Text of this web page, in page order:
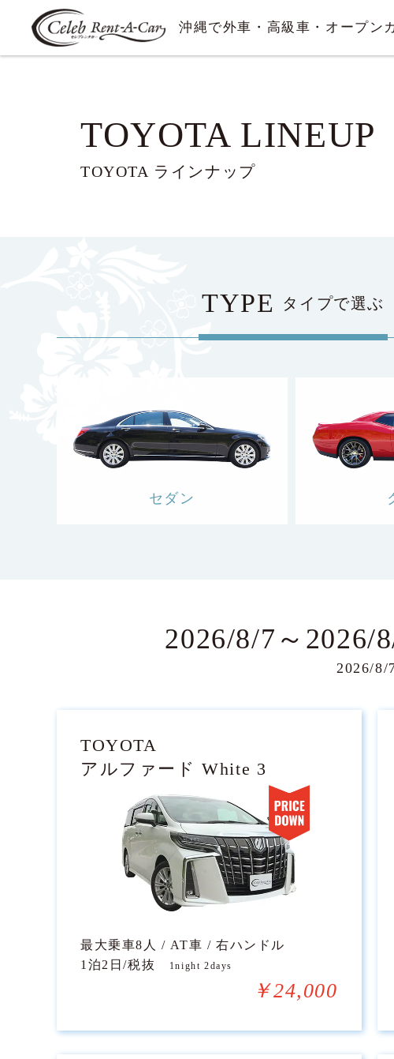
沖縄で外車・高級車・オープン
TOYOTA LINEUP
TOYOTA ラインナップ
TYPE タイプで選ぶ
セダン
2026/8/7～
2026/8/
TOYOTA
アルファード White 3
最大乗車8人 / AT車 / 右ハンドル
1泊2日/税抜
1night 2days
￥24,000